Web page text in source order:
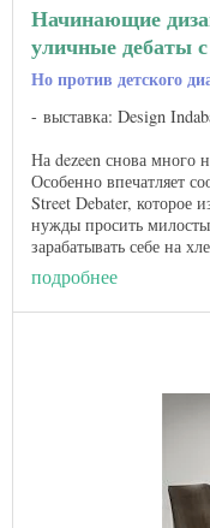
Начинающие
уличные дебаты
Но против детского
выставка: Design
На dezeen снова много
Особенно впечатляет
Street Debater, которое
нужды просить
зарабатывать себе на
подробнее